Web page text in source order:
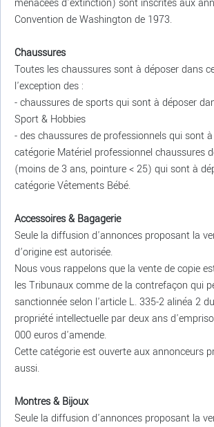
menacées d'extinction) sont inscrites aux
Convention de Washington de 1973.
Chaussures
Toutes les chaussures sont à déposer dans
l'exception des :
- chaussures de sports qui sont à déposer
Sport & Hobbies
- des chaussures de professionnels qui sont
catégorie Matériel professionnel chaussures
(moins de 3 ans, pointure < 25) qui sont à
catégorie Vêtements Bébé.
Accessoires & Bagagerie
Seule la diffusion d'annonces proposant la
d’origine est autorisée.
Nous vous rappelons que la vente de copie
les Tribunaux comme de la contrefaçon qui
sanctionnée selon l'article L. 335-2 alinéa 2
propriété intellectuelle par deux ans
000 euros d'amende.
Cette catégorie est ouverte aux annonceurs
aussi.
Montres & Bijoux
Seule la diffusion d'annonces proposant la